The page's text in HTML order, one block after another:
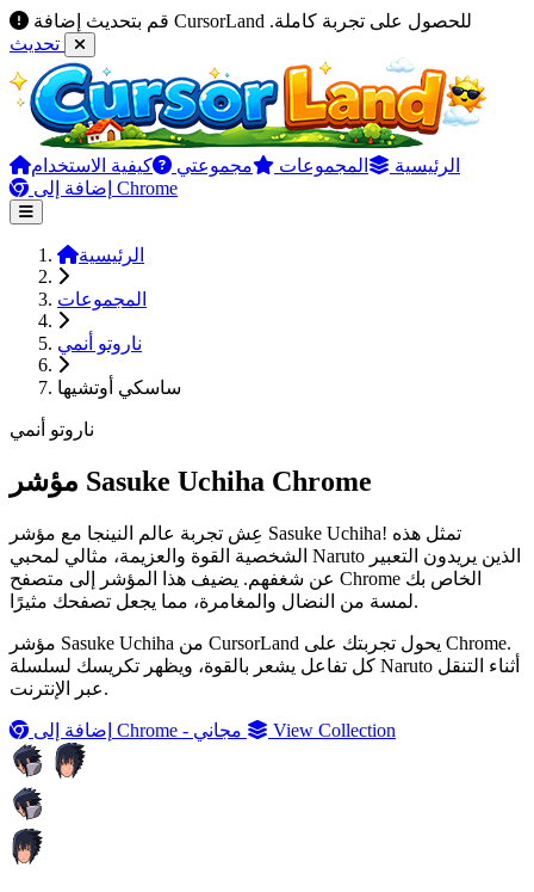
قم بتحديث إضافة CursorLand للحصول على تجربة كاملة.
الرئيسية المجموعات مجموعتي
كيفية الاستخدام
إضافة إلى Chrome
الرئيسية
المجموعات
ناروتو أنمي
ساسكي أوتشيها
ناروتو أنمي
مؤشر Sasuke Uchiha Chrome
عِش تجربة عالم النينجا مع مؤشر Sasuke Uchiha! تمثل هذه
الشخصية القوة والعزيمة، مثالي لمحبي Naruto الذين يريدون التعبير
عن شغفهم. يضيف هذا المؤشر إلى متصفح Chrome الخاص بك
لمسة من النضال والمغامرة، مما يجعل تصفحك مثيرًا.
مؤشر Sasuke Uchiha من CursorLand يحول تجربتك على Chrome.
كل تفاعل يشعر بالقوة، ويظهر تكريسك لسلسلة Naruto أثناء التنقل
عبر الإنترنت.
View Collection